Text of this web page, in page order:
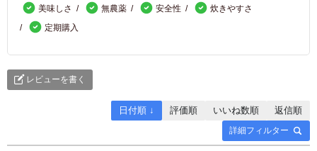
美味しさ 無農薬 安全性
炊きやすさ
定期購入
レビューを書く
詳細フィルター
日付順 ↓ 評価順 いいね数順 返信順